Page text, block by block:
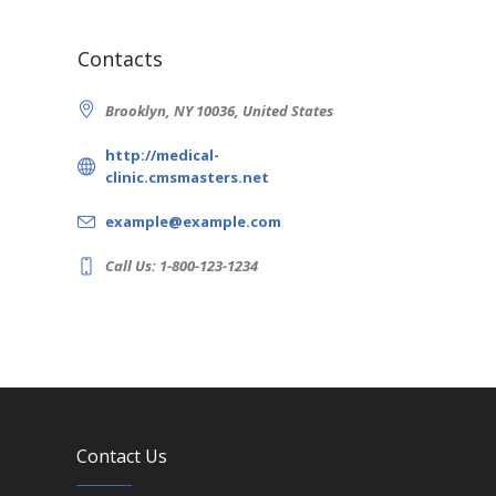
Contacts
Brooklyn, NY 10036, United States
http://medical-
clinic.cmsmasters.net
example@example.com
Call Us: 1-800-123-1234
Contact Us